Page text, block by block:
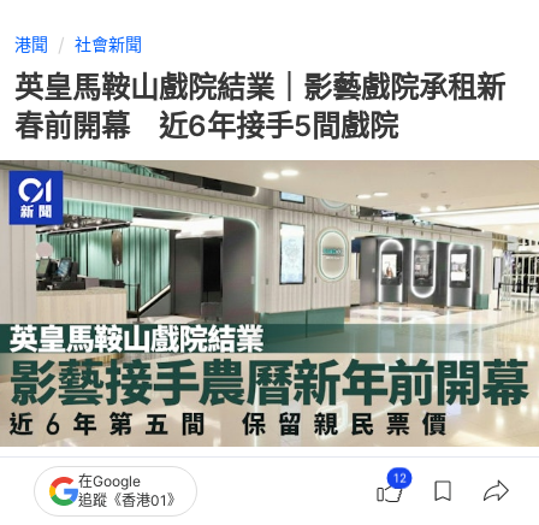
港聞 社會新聞
英皇馬鞍山戲院結業｜影藝戲院承租新
春前開幕 近6年接手5間戲院
撰文：歐陽德浩
出版： 2026-01-16 17:27
在Google
追蹤《香港01》
12